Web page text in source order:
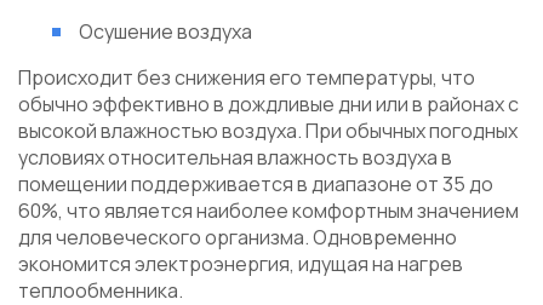
Осушение воздуха
Происходит без снижения его температуры, что
обычно эффективно в дождливые дни или в районах с
высокой влажностью воздуха. При обычных погодных
условиях относительная влажность воздуха в
помещении поддерживается в диапазоне от 35 до
60%, что является наиболее комфортным значением
для человеческого организма. Одновременно
экономится электроэнергия, идущая на нагрев
теплообменника.